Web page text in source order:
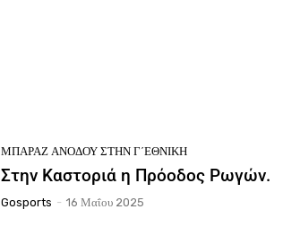
ΜΠΑΡΆΖ ΑΝΌΔΟΥ ΣΤΗΝ Γ΄ΕΘΝΙΚΉ
Στην Καστοριά η Πρόοδος Ρωγών.
Gosports - 16 Μαΐου 2025